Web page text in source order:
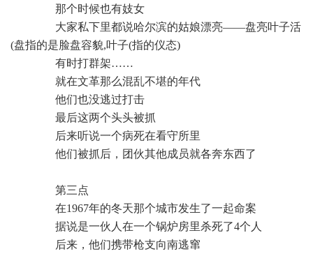
那个时候也有妓女
大家私下里都说哈尔滨的姑娘漂亮——盘亮叶子活
(盘指的是脸盘容貌,叶子(指的仪态)
有时打群架……
就在文革那么混乱不堪的年代
他们也没逃过打击
最后这两个头头被抓
后来听说一个病死在看守所里
他们被抓后，团伙其他成员就各奔东西了
第三点
在1967年的冬天那个城市发生了一起命案
据说是一伙人在一个锅炉房里杀死了4个人
后来，他们携带枪支向南逃窜